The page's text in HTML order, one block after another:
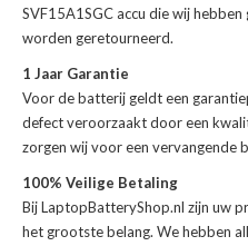
SVF15A1SGC accu die wij hebben
worden geretourneerd.
1 Jaar Garantie
Voor debatterij geldt een
defect veroorzaakt door een
zorgen wij voor een vervangende
100% Veilige Betaling
Bij LaptopBatteryShop.nl zijn uw
het grootste belang. We hebben